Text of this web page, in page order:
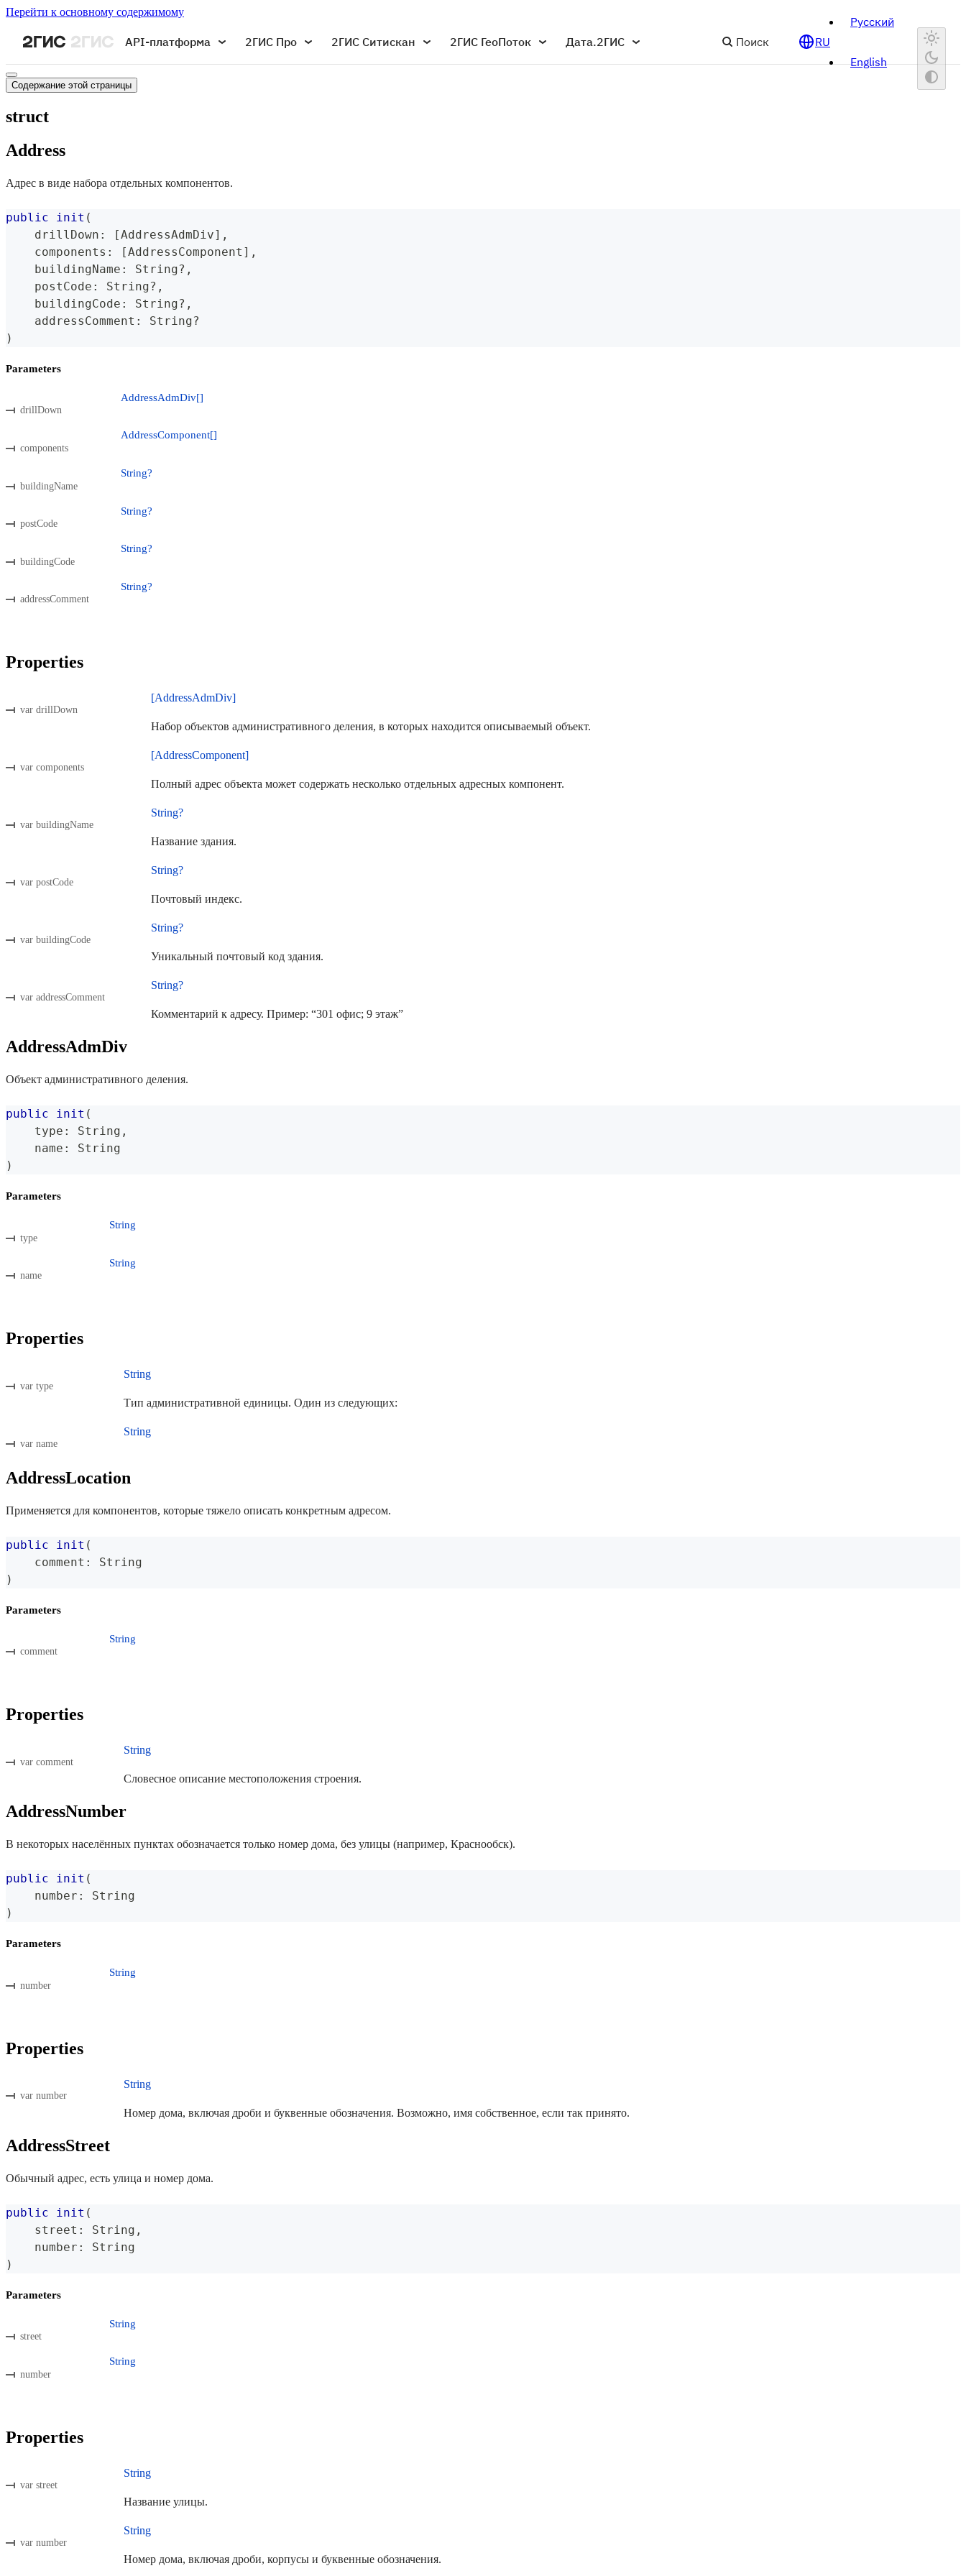
Перейти к основному содержимому
API-платформа 2ГИС Про 2ГИС Ситискан 2ГИС ГеоПоток Дата.2ГИС Поиск RU
Русский
English
Содержание этой страницы
struct
Address
Адрес в виде набора отдельных компонентов.
public init (
    drillDown
: [AddressAdmDiv] ,
    components
: [AddressComponent ] ,
    buildingName
: String? ,
    postCode
: String? ,
    buildingCode
: String? ,
    addressComment
: String?
)
Parameters
drillDown
AddressAdmDiv[]
components
AddressComponent[]
buildingName
String?
postCode
String?
buildingCode
String?
addressComment
String?
Properties
var drillDown
[AddressAdmDiv]
Набор объектов административного деления, в которых находится описываемый объект.
var components
[AddressComponent]
Полный адрес объекта может содержать несколько отдельных адресных компонент.
var buildingName
String?
Название здания.
var postCode
String?
Почтовый индекс.
var buildingCode
String?
Уникальный почтовый код здания.
var addressComment
String?
Комментарий к адресу. Пример: “301 офис; 9 этаж”
AddressAdmDiv
Объект административного деления.
public init (
    type
: String ,
    name
:
String
)
Parameters
type
String
name
String
Properties
var type
String
Тип административной единицы. Один из следующих:
var name
String
AddressLocation
Применяется для компонентов, которые тяжело описать конкретным адресом.
public init (
    comment
:
String
)
Parameters
comment
String
Properties
var comment
String
Словесное описание местоположения строения.
AddressNumber
В некоторых населённых пунктах обозначается только номер дома, без улицы (например, Краснообск).
public init (
    number
:
String
)
Parameters
number
String
Properties
var number
String
Номер дома, включая дроби и буквенные обозначения. Возможно, имя собственное, если так принято.
AddressStreet
Обычный адрес, есть улица и номер дома.
public init (
    street
: String ,
    number
:
String
)
Parameters
street
String
number
String
Properties
var street
String
Название улицы.
var number
String
Номер дома, включая дроби, корпусы и буквенные обозначения.